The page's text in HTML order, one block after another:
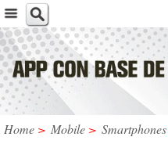
Home > Mobile > Smartphones